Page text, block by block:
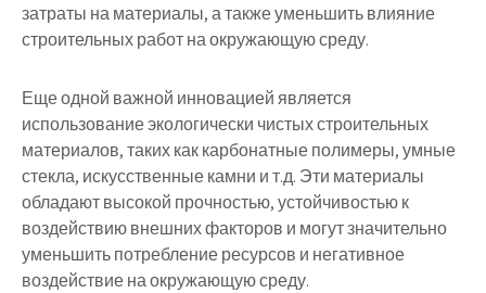
затраты на материалы, а также уменьшить влияние
строительных работ на окружающую среду.
Еще одной важной инновацией является
использование экологически чистых строительных
материалов, таких как карбонатные полимеры, умные
стекла, искусственные камни и т.д. Эти материалы
обладают высокой прочностью, устойчивостью к
воздействию внешних факторов и могут значительно
уменьшить потребление ресурсов и негативное
воздействие на окружающую среду.